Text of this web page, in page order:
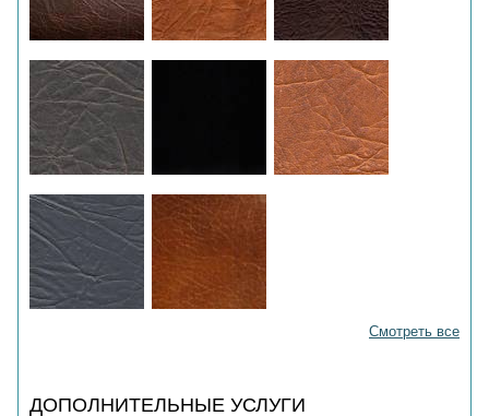
Смотреть все
ДОПОЛНИТЕЛЬНЫЕ УСЛУГИ